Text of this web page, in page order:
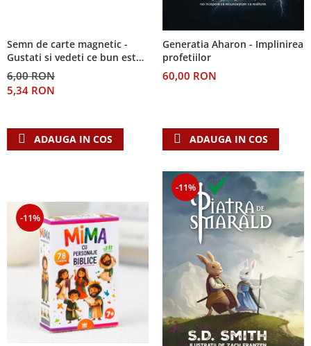
Semn de carte magnetic -
Gustati si vedeti ce bun este
Domnul!
6,00 RON
5,34 RON
ADAUGA IN COS
Generatia Aharon - Implinirea
profetiilor
60,00 RON
ADAUGA IN COS
-11%
-11%